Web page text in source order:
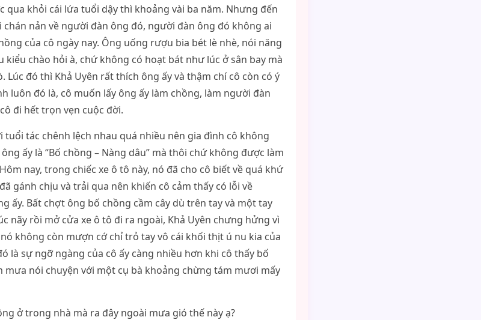
qua khỏi cái lứa tuổi dậy thì khoảng vài ba năm. Nhưng đến
chán nản về người đàn ông đó, người đàn ông đó không ai
của cô ngày nay. Ông uống rượu bia bét lè nhè, nói năng
kiểu chào hỏi à, chứ không có hoạt bát như lúc ở sân bay mà
Lúc đó thì Khả Uyên rất thích ông ấy và thậm chí cô còn có ý
luôn đó là, cô muốn lấy ông ấy làm chồng, làm người đàn
đi hết trọn vẹn cuộc đời.
tuổi tác chênh lệch nhau quá nhiều nên gia đình cô không
ấy là “Bố chồng – Nàng dâu” mà thôi chứ không được làm
nay, trong chiếc xe ô tô này, nó đã cho cô biết về quá khứ
gánh chịu và trải qua nên khiến cô cảm thấy có lỗi về
ấy. Bất chợt ông bố chồng cầm cây dù trên tay và một tay
nãy rồi mở cửa xe ô tô đi ra ngoài, Khả Uyên chưng hửng vì
không còn mượn cớ chỉ trỏ tay vô cái khối thịt ú nu kia của
là sự ngỡ ngàng của cô ấy càng nhiều hơn khi cô thấy bố
mưa nói chuyện với một cụ bà khoảng chừng tám mươi mấy
ở trong nhà mà ra đây ngoài mưa gió thế này ạ?